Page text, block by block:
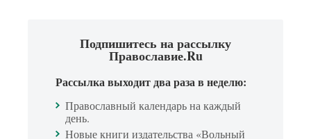
Подпишитесь на рассылку
Православие.Ru
Рассылка выходит два раза в неделю:
Православный календарь на каждый
день.
Новые книги издательства «Вольный